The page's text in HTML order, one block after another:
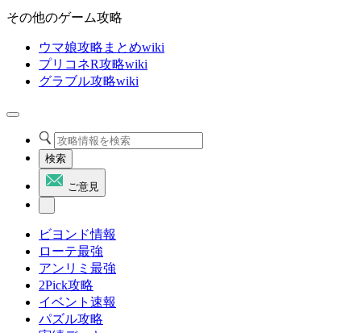
その他のゲーム攻略
ウマ娘攻略まとめwiki
プリコネR攻略wiki
グラブル攻略wiki
検索
ご意見
ビヨンド情報
ローテ最強
アンリミ最強
2Pick攻略
イベント速報
パズル攻略